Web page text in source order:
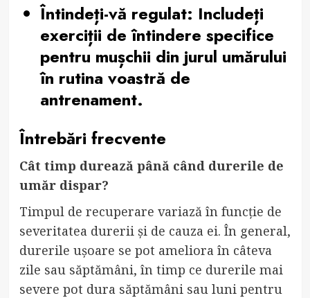
Întindeți-vă regulat: Includeți
exerciții de întindere specifice
pentru mușchii din jurul umărului
în rutina voastră de
antrenament.
Întrebări frecvente
Cât timp durează până când durerile de
umăr dispar?
Timpul de recuperare variază în funcție de
severitatea durerii și de cauza ei. În general,
durerile ușoare se pot ameliora în câteva
zile sau săptămâni, în timp ce durerile mai
severe pot dura săptămâni sau luni pentru